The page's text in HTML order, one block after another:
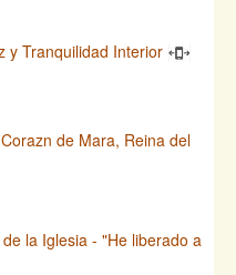
y Tranquilidad Interior
de Mara, Reina del
la Iglesia - "He liberado a